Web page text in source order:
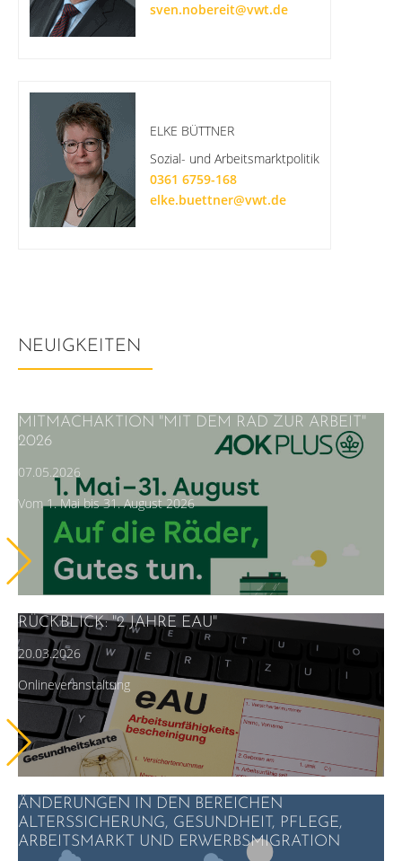
sven.nobereit@vwt.de
ELKE BÜTTNER
Sozial- und Arbeitsmarktpolitik
0361 6759-168
elke.buettner@vwt.de
NEUIGKEITEN
MITMACHAKTION "MIT DEM RAD ZUR ARBEIT"
2026
07.05.2026
Vom 1. Mai bis 31. August 2026
RÜCKBLICK: "2 JAHRE EAU"
20.03.2026
Onlineveranstaltung
ÄNDERUNGEN IN DEN BEREICHEN
ALTERSSICHERUNG, GESUNDHEIT, PFLEGE,
ARBEITSMARKT UND ERWERBSMIGRATION